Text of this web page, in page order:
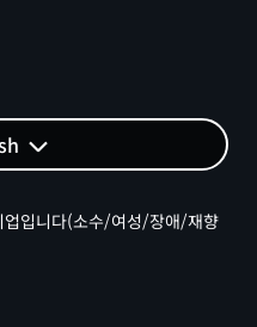
입니다(소수/여성/장애/재향